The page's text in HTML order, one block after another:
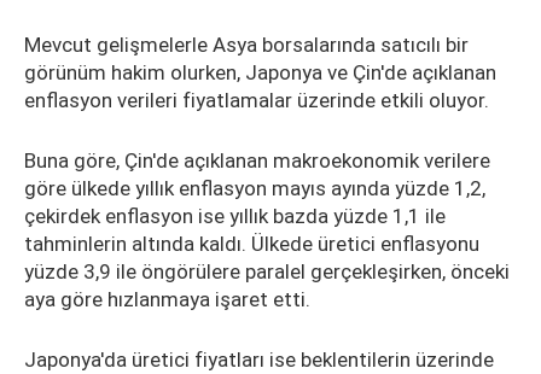
Mevcut gelişmelerle Asya borsalarında satıcılı bir
görünüm hakim olurken, Japonya ve Çin'de açıklanan
enflasyon verileri fiyatlamalar üzerinde etkili oluyor.
Buna göre, Çin'de açıklanan makroekonomik verilere
göre ülkede yıllık enflasyon mayıs ayında yüzde 1,2,
çekirdek enflasyon ise yıllık bazda yüzde 1,1 ile
tahminlerin altında kaldı. Ülkede üretici enflasyonu
yüzde 3,9 ile öngörülere paralel gerçekleşirken, önceki
aya göre hızlanmaya işaret etti.
Japonya'da üretici fiyatları ise beklentilerin üzerinde